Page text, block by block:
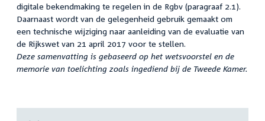
digitale bekendmaking te regelen in de Rgbv (paragraaf 2.1).
Daarnaast wordt van de gelegenheid gebruik gemaakt om
een technische wijziging naar aanleiding van de evaluatie van
de Rijkswet van 21 april 2017 voor te stellen.
Deze samenvatting is gebaseerd op het wetsvoorstel en de
memorie van toelichting zoals ingediend bij de Tweede Kamer.